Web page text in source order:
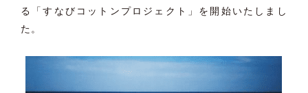
る「すなびコットンプロジェクト」を開始いたしまし
た。